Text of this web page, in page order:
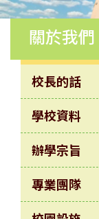
社
區
聯
繫
園
活
生
育
關於我們
校長的話
學校資料
辦學宗旨
專業團隊